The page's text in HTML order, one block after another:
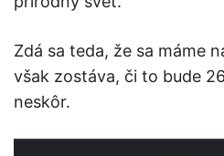
Zdá sa teda, že sa máme
však zostáva, či to bude
neskôr.